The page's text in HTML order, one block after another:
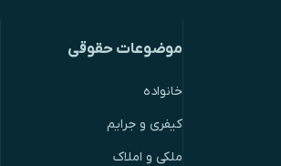
موضوعات حقوقی
خانواده
کیفری و جرایم
ملکی و املاک